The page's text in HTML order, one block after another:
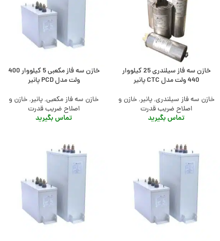
خازن سه فاز سیلندری 25 کیلووار
440 ولت مدل CTC پانیر
خازن سه فاز سیلندری,پانیر,خازن و
اصلاح ضریب قدرت
تماس بگیرید
خازن سه فاز مکعبی 5 کیلووار 400
ولت مدل PCD پانیر
خازن سه فاز مکعبی,پانیر,خازن و
اصلاح ضریب قدرت
تماس بگیرید